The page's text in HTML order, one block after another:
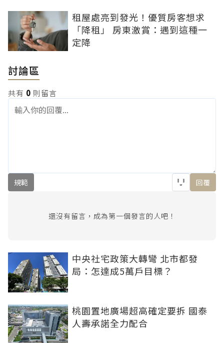
租屋處亮到發光！優質房客想求
「降租」 房東激賞：遇到這種一
定降
討論區
共有 0 則留言
規範 回覆
還沒有留言，成為第一個發言的人吧！
中央社宅政策大轉彎 北市都發
局：怎達成5萬戶目標？
桃園置地廣場超高確定要拆 國泰
人壽承諾全力配合